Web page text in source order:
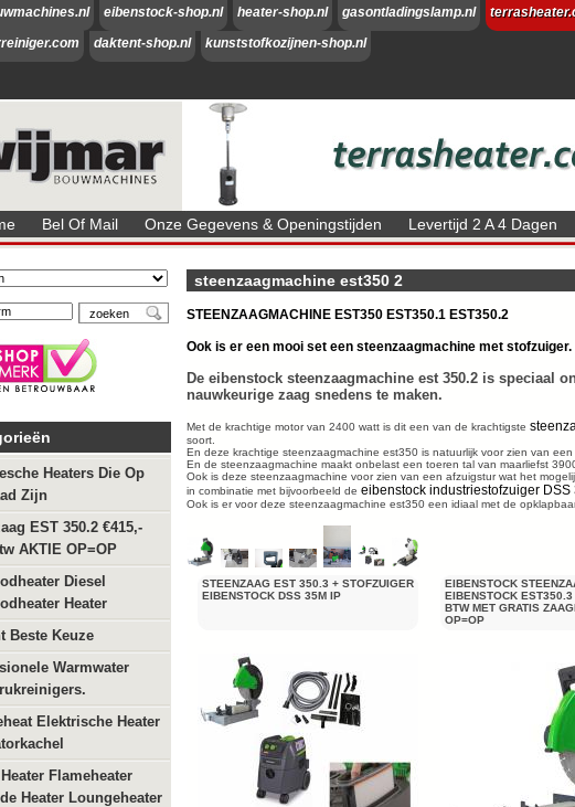
eibenstock-shop.nl heater-shop.nl gasontladingslamp.nl
daktent-shop.nl kunststofkozijnen-shop.nl
Bel Of Mail Onze Gegevens & Openingstijden Levertijd 2 A 4 Dagen
Heaters Die Op
Zijn
EST 350.2 €415,-
AKTIE OP=OP
Diesel
Heater
Beste Keuze
Warmwater
Elektrische Heater
Flameheater
Heater Loungeheater
steenzaagmachine est350 2
STEENZAAGMACHINE EST350 EST350.1 EST350.2
Ook is er een mooi set een steenzaagmachine met stofzuiger.
De eibenstock steenzaagmachine est 350.2 is speciaal
nauwkeurige zaag snedens te maken.
Met de krachtige motor van 2400 watt is dit een van de krachtigste
soort.
En deze krachtige steenzaagmachine est350 is natuurlijk voor zien van
En de steenzaagmachine maakt onbelast een toeren tal van maarliefst
Ook is deze steenzaagmachine voor zien van een afzuigstur wat het
in combinatie met bijvoorbeeld de eibenstock industriestofzuiger DSS
Ook is er voor deze steenzaagmachine est350 een idiaal met de
STEENZAAG EST 350.3 + STOFZUIGER
EIBENSTOCK DSS 35M IP
EIBENSTOCK
EIBENSTOCK EST350.3
BTW MET GRATIS
OP=OP